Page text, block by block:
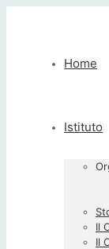
Home
Istituto
Il
Il